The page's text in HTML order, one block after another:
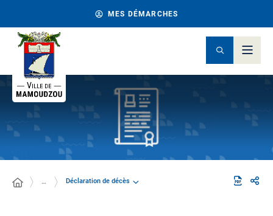
MES DÉMARCHES
… Déclaration de décès